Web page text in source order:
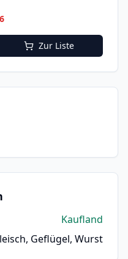
Zur Liste
Kaufland
Geflügel, Wurst